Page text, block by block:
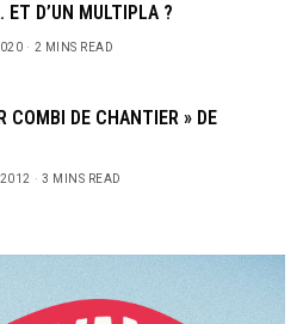
ET D’UN MULTIPLA ?
2 MINS READ
COMBI DE CHANTIER » DE
3 MINS READ